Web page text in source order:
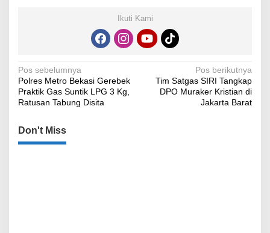
Ikuti Kami
Navigasi
pos
Pos sebelumnya
Polres Metro Bekasi Gerebek
Praktik Gas Suntik LPG 3 Kg,
Ratusan Tabung Disita
Pos berikutnya
Tim Satgas SIRI Tangkap
DPO Muraker Kristian di
Jakarta Barat
Don't Miss